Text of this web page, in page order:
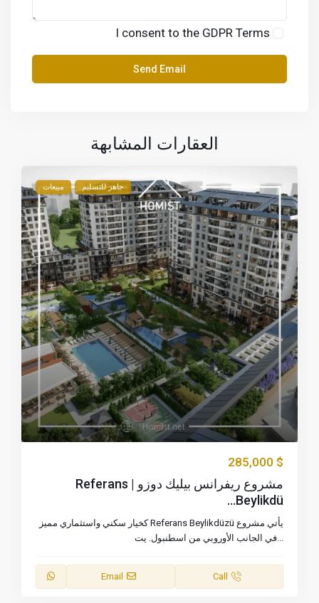
I consent to the GDPR Terms
العقارات المشابهة
مبيعات جاهز للتسليم
$ 285,000
مشروع ريفرانس بيليك دوزو | Referans
Beylikdü...
يأتي مشروع Referans Beylikdüzü كخيار سكني واستثماري مميز
في الجانب الأوروبي من اسطنبول. يت...
Call
Email